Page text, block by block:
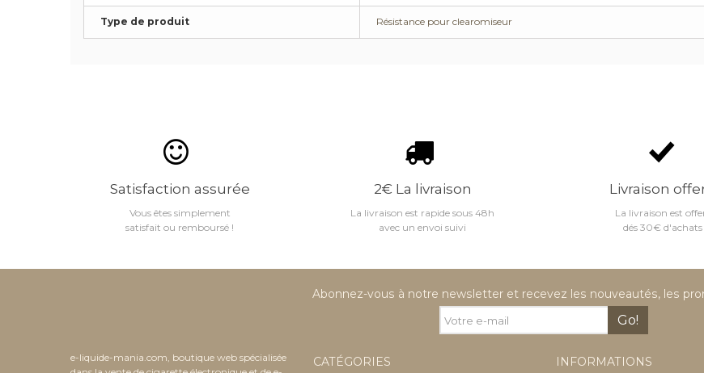
Type de produit Résistance pour clearomiseur
Satisfaction assurée
Vous êtes simplement
satisfait ou remboursé !
2€ La livraison
La livraison est rapide sous 48h
avec un envoi suivi
Livraison
La livraison est
dés 30€ d'achats
Abonnez-vous à notre newsletter et recevez les nouveautés, les
Go!
e-liquide-mania.com, boutique web spécialisée
CATÉGORIES INFORMATIONS